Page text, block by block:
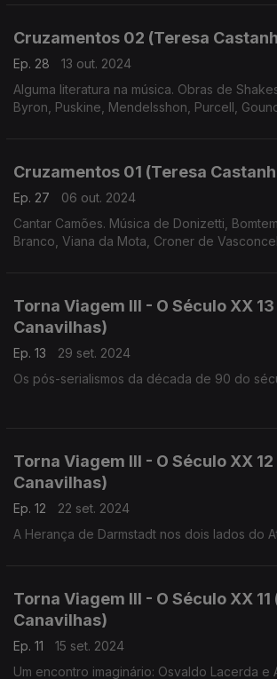
Cruzamentos 02 (Teresa
Ep. 28
13 out. 2024
Alguma literatura na música. Obras de
Byron, Puskine, Mendelsshon, Purcell,
Cruzamentos 01 (Teresa
Ep. 27
06 out. 2024
Cantar Camões. Música de Donizetti,
Branco, Viana da Mota, Croner de Vasconcelos, Alain Oulman,
Torna Viagem III - O Século XX
Canavilhas)
Ep. 13
29 set. 2024
Os pós-serialismos da década de 90 do
Torna Viagem III - O Século XX
Canavilhas)
Ep. 12
22 set. 2024
A Herança de Darmstadt nos dois lados do
Torna Viagem III - O Século XX
Canavilhas)
Ep. 11
15 set. 2024
Um encontro imaginário: Osvaldo Lacerda e